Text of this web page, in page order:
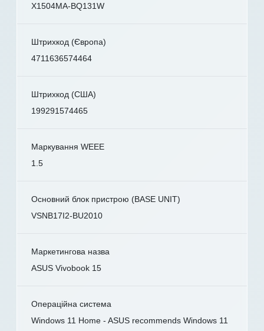
X1504MA-BQ131W
Штрихкод (Європа)
4711636574464
Штрихкод (США)
199291574465
Маркування WEEE
1.5
Основний блок пристрою (BASE UNIT)
VSNB17I2-BU2010
Маркетингова назва
ASUS Vivobook 15
Операційна система
Windows 11 Home - ASUS recommends Windows 11